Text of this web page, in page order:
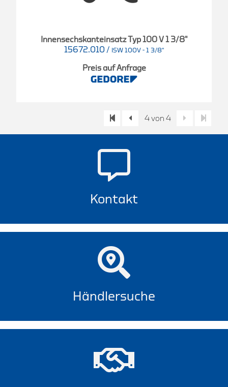
Innensechskanteinsatz Typ 100 V 1 3/8"
15672.010 / ISW 100V - 1 3/8"
Preis auf Anfrage
4 von 4
Kontakt
Händlersuche